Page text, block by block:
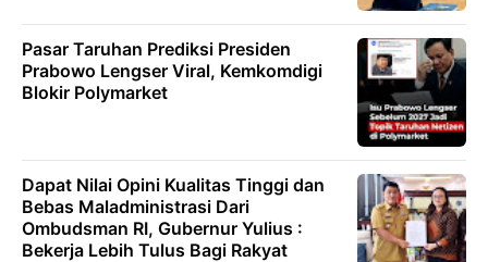
Pasar Taruhan Prediksi Presiden
Prabowo Lengser Viral, Kemkomdigi
Blokir Polymarket
Dapat Nilai Opini Kualitas Tinggi dan
Bebas Maladministrasi Dari
Ombudsman RI, Gubernur Yulius :
Bekerja Lebih Tulus Bagi Rakyat